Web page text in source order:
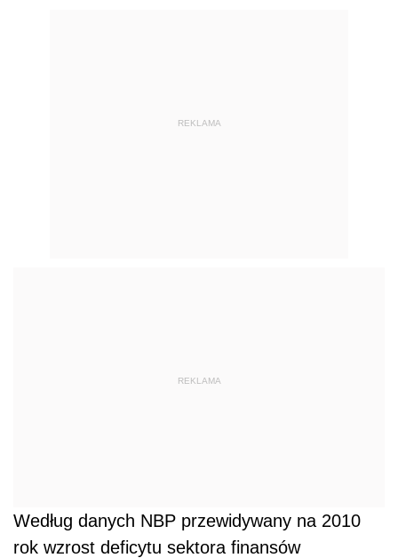
REKLAMA
REKLAMA
Według danych NBP przewidywany na 2010
rok wzrost deficytu sektora finansów